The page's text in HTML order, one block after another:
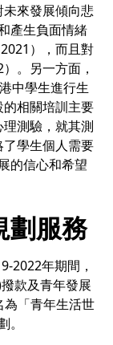
來發展傾向悲
產生負面情緒
），而且對
。另一方面，
中學生進行生
相關培訓主要
測驗，就其測
學生個人需要
的信心和希望
劃服務
2022年期間，
款及青年發展
「青年生活世